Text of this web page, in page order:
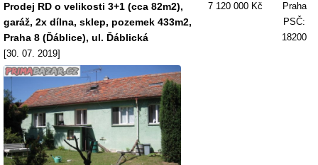
Prodej RD o velikosti 3+1 (cca 82m2),
garáž, 2x dílna, sklep, pozemek 433m2,
Praha 8 (Ďáblice), ul. Ďáblická
[30. 07. 2019]
7 120 000 Kč
Praha
PSČ:
18200